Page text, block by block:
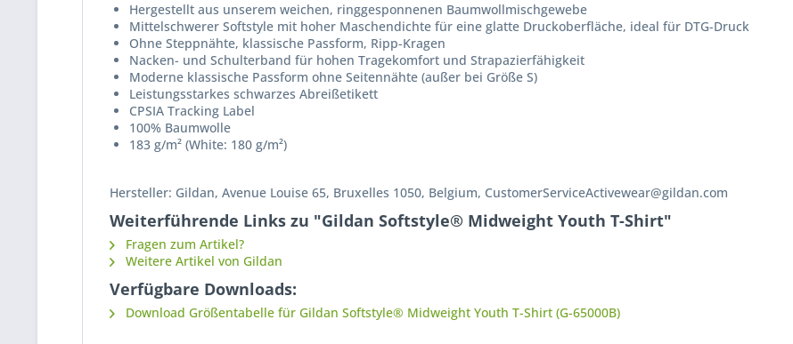
Hergestellt aus unserem weichen, ringgesponnenen Baumwollmischgewebe
Mittelschwerer Softstyle mit hoher Maschendichte für eine glatte Druckoberfläche, ideal für DTG-Druck
Ohne Steppnähte, klassische Passform, Ripp-Kragen
Nacken- und Schulterband für hohen Tragekomfort und Strapazierfähigkeit
Moderne klassische Passform ohne Seitennähte (außer bei Größe S)
Leistungsstarkes schwarzes Abreißetikett
CPSIA Tracking Label
100% Baumwolle
183 g/m² (White: 180 g/m²)
Hersteller: Gildan, Avenue Louise 65, Bruxelles 1050, Belgium, CustomerServiceActivewear@gildan.com
Weiterführende Links zu "Gildan Softstyle® Midweight Youth T-Shirt"
Fragen zum Artikel?
Weitere Artikel von Gildan
Verfügbare Downloads:
Download Größentabelle für Gildan Softstyle® Midweight Youth T-Shirt (G-65000B)